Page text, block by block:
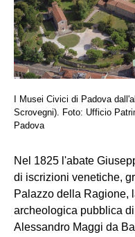
I Musei Civici di Padova
Scrovegni). Foto: Ufficio
Padova
Nel 1825 l'abate
di iscrizioni venetiche,
Palazzo della Ragione,
archeologica pubblica
Alessandro Maggi da